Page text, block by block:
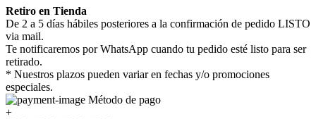
Retiro en Tienda
De 2 a 5 días hábiles posteriores a la confirmación de pedido LISTO
via mail.
Te notificaremos por WhatsApp cuando tu pedido esté listo para ser
retirado.
* Nuestros plazos pueden variar en fechas y/o promociones
especiales.
Método de pago
+